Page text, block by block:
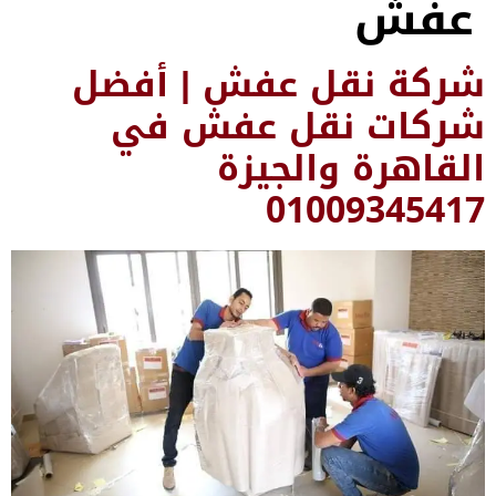
عفش | أفضل
نقل عفش في
والجيزة